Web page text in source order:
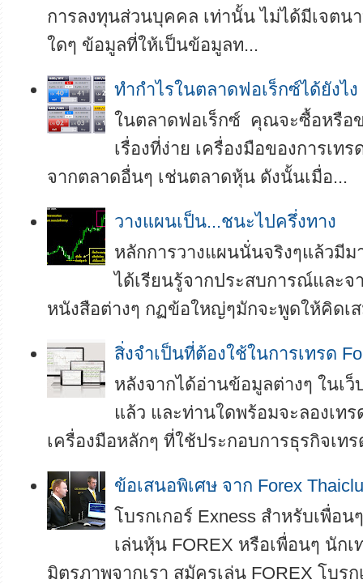
การลงทุนส่วนบุคคล เท่านั้น ไม่ได้มีเจตน
ใดๆ ข้อมูลที่ให้เป็นข้อมูลท...
ทำกำไรในตลาดฟอเร็กซ์ได้ยังไง
ในตลาดฟอเร็กซ์ คุณจะซื้อหรือ
เรื่องที่ง่าย เครื่องมือของการเท
จากตลาดอื่นๆ เช่นตลาดหุ้น ดังนั้นเมื่อ...
วางแผนเป็น...ชนะไปครึ่งทาง
หลักการวางแผนนั่นจริงๆแล้วมีม
ได้เรียนรู้จากประสบการณ์และจ
หนังสือต่างๆ กฏข้อใหญ่ๆมักจะพูดให้คิดเส
สิ่งจำเป็นที่ต้องใช้ในการเทรด
หลังจากได้อ่านข้อมูลต่างๆ ในเว็
แล้ว และท่านใดพร้อมจะลองเทร
เครื่องมือหลักๆ ที่ใช้ประกอบการธุรกิจเทร
ข้อเสนอพิเศษ จาก Forex
โบรกเกอร์ Exness สำหรับเพื่อ
เล่นหุ้น FOREX หรือเพื่อนๆ นัก
มิตรภาพจากเรา สมัครเล่น FOREX โบรก